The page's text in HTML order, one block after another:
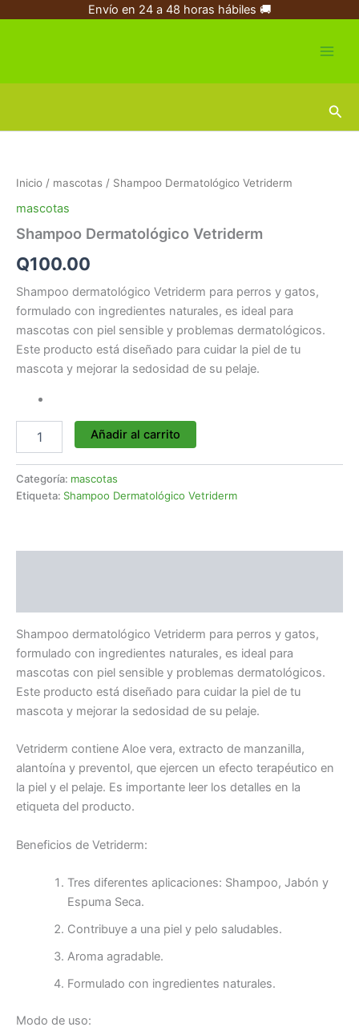
Envío en 24 a 48 horas hábiles 🚚
Inicio / mascotas / Shampoo Dermatológico Vetriderm
mascotas
Shampoo Dermatológico Vetriderm
Q100.00
Shampoo dermatológico Vetriderm para perros y gatos,
formulado con ingredientes naturales, es ideal para
mascotas con piel sensible y problemas dermatológicos.
Este producto está diseñado para cuidar la piel de tu
mascota y mejorar la sedosidad de su pelaje.
cantidad
Añadir al carrito
Categoría: mascotas
Etiqueta: Shampoo Dermatológico Vetriderm
Shampoo dermatológico Vetriderm para perros y gatos,
formulado con ingredientes naturales, es ideal para
mascotas con piel sensible y problemas dermatológicos.
Este producto está diseñado para cuidar la piel de tu
mascota y mejorar la sedosidad de su pelaje.
Vetriderm contiene Aloe vera, extracto de manzanilla,
alantoína y preventol, que ejercen un efecto terapéutico en
la piel y el pelaje. Es importante leer los detalles en la
etiqueta del producto.
Beneficios de Vetriderm:
Tres diferentes aplicaciones: Shampoo, Jabón y
Espuma Seca.
Contribuye a una piel y pelo saludables.
Aroma agradable.
Formulado con ingredientes naturales.
Modo de uso: